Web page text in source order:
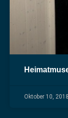
Oktober 10, 2018